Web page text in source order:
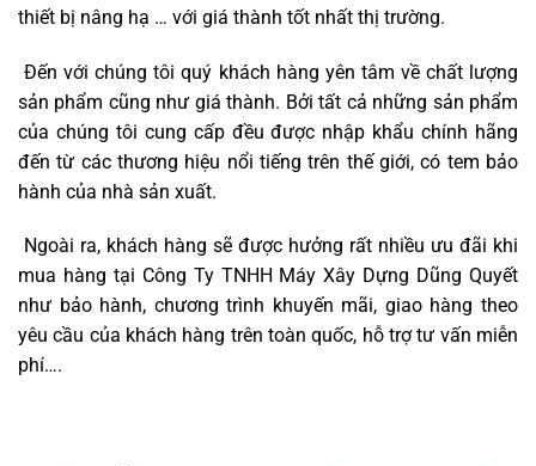
thiết bị nâng hạ … với giá thành tốt nhất thị trường.
Đến với chúng tôi quý khách hàng yên tâm về chất lượng
sản phẩm cũng như giá thành. Bởi tất cả những sản phẩm
của chúng tôi cung cấp đều được nhập khẩu chính hãng
đến từ các thương hiệu nổi tiếng trên thế giới, có tem bảo
hành của nhà sản xuất.
Ngoài ra, khách hàng sẽ được hưởng rất nhiều ưu đãi khi
mua hàng tại Công Ty TNHH Máy Xây Dựng Dũng Quyết
như bảo hành, chương trình khuyến mãi, giao hàng theo
yêu cầu của khách hàng trên toàn quốc, hỗ trợ tư vấn miễn
phí….